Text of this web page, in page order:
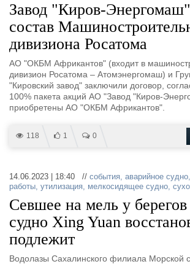
Завод "Киров-
состав
дивизиона Росатома
АО "ОКБМ Африкантов" (входит в
дивизион Росатома – Атомэнергомаш) и
"Кировский завод" заключили договор,
100% пакета акций АО "Завод "Киров-
приобретены АО "ОКБМ Африкантов".
118 1 0
14.06.2023 | 18:40 // события, аварийное судно,
работы, утилизация, мелкосидящее судно,
Севшее на мель у
судно Xing Yuan
подлежит
Водолазы Сахалинского филиала Морской